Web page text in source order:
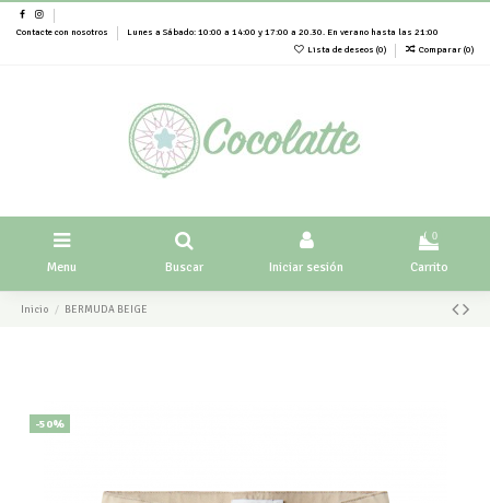
Contacte con nosotros
Lunes a Sábado: 10:00 a 14:00 y 17:00 a 20.30. En verano hasta las 21:00
Lista de deseos (0) Comparar (0)
Menu Buscar Iniciar sesión
0
Carrito
Inicio BERMUDA BEIGE
-50%